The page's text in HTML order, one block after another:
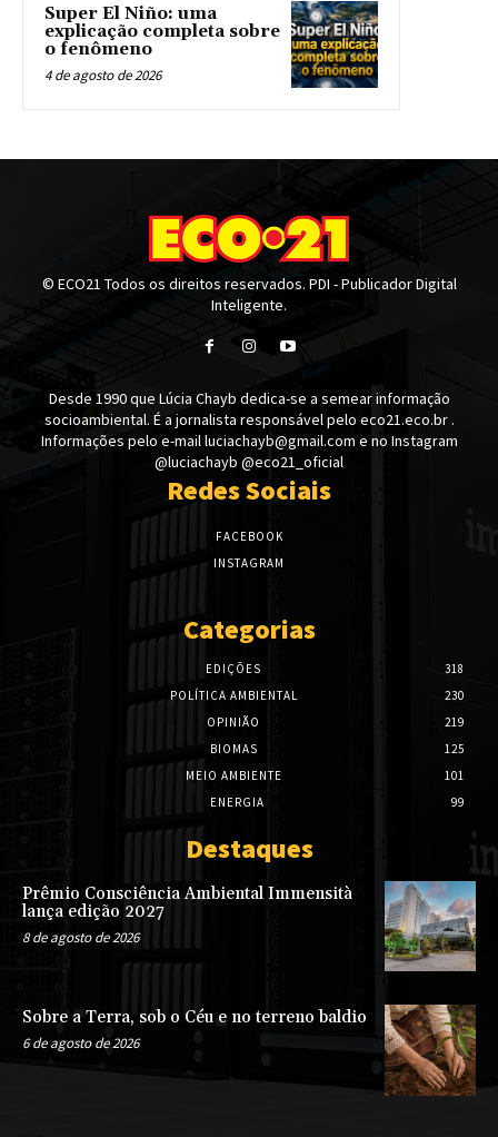
Super El Niño: uma
explicação completa sobre
o fenômeno
4 de agosto de 2026
© ECO21 Todos os direitos reservados. PDI - Publicador Digital
Inteligente.
Desde 1990 que Lúcia Chayb dedica-se a semear informação
socioambiental. É a jornalista responsável pelo eco21.eco.br .
Informações pelo e-mail luciachayb@gmail.com e no Instagram
@luciachayb @eco21_oficial
Redes Sociais
FACEBOOK
INSTAGRAM
Categorias
EDIÇÕES
318
POLÍTICA AMBIENTAL
230
OPINIÃO
219
BIOMAS
125
MEIO AMBIENTE
101
ENERGIA
99
Destaques
Prêmio Consciência Ambiental Immensità
lança edição 2027
8 de agosto de 2026
Sobre a Terra, sob o Céu e no terreno baldio
6 de agosto de 2026